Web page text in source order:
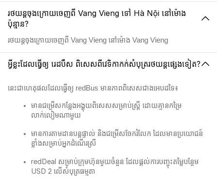
រថយន្តចុងក្រោយចេញពី Vang Vieng ទៅ Hà Nội នៅម៉ោង
ប៉ុន្មាន?
រថយន្តចុងក្រោយចេញពី Vang Vieng នៅម៉ោង Vang Vieng
អ្វីខ្លះដែលធ្វើឲ្យ រេដបឹស ពិសេសពីវេទិកាកក់សំបុត្ររថយន្តផ្សេងទៀត?
នេះជាហេតុផលដែលធ្វើឲ្យ redBus មានភាពពិសេសជាងអេបដទៃ៖
មានជម្រើសកន្លែងអង្គុយពិសេសសម្រាប់ស្ត្រី ដោយគ្មានកម្រៃ
លាក់លៀមណាមួយ
មានការតាមដានបន្តផ្ទាល់ និងជម្រើសចែករំលែក ដែលមានប្រយោជន៍
ខ្លាំងសម្រាប់អ្នកដំណើរស្រី
redDeal សម្រាប់ក្រុមហ៊ុនមួយចំនួន ដែលផ្តល់ការបញ្ចុះតម្លៃបន្ថែម
USD 2 លើសំបុត្រធម្មតា